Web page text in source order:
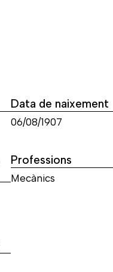
Data de naixement
06/08/1907
Professions
Mecànics